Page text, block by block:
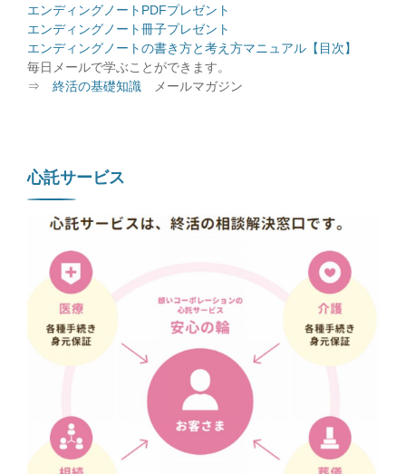
エンディングノートPDFプレゼント
エンディングノート冊子プレゼント
エンディングノートの書き方と考え方マニュアル【目次】
毎日メールで学ぶことができます。
⇒ 終活の基礎知識 メールマガジン
心託サービス